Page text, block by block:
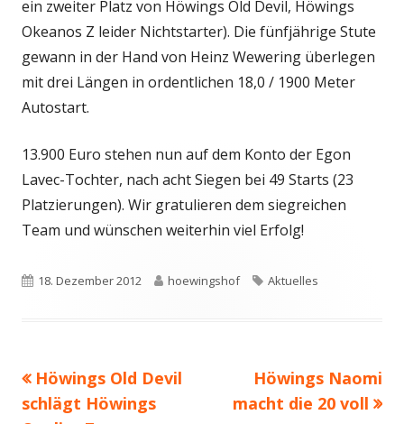
ein zweiter Platz von Höwings Old Devil, Höwings
Okeanos Z leider Nichtstarter). Die fünfjährige Stute
gewann in der Hand von Heinz Wewering überlegen
mit drei Längen in ordentlichen 18,0 / 1900 Meter
Autostart.
13.900 Euro stehen nun auf dem Konto der Egon
Lavec-Tochter, nach acht Siegen bei 49 Starts (23
Platzierungen). Wir gratulieren dem siegreichen
Team und wünschen weiterhin viel Erfolg!
Veröffentlicht
18. Dezember 2012 Autor
hoewingshof Schlagwörter
Aktuelles
Beitragsnavigation
Vorheriger
Beitrag:
Höwings Old Devil
schlägt Höwings
Nächster
Beitrag
Höwings Naomi
macht die 20 voll